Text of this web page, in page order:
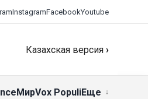
InstagramFacebookYoutube
Казахская версия ›
МирVox PopuliЕще